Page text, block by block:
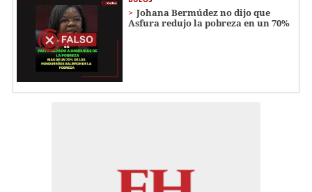
Johana Bermúdez no dijo que
Asfura redujo la pobreza en un 70%